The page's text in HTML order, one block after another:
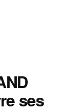
ses